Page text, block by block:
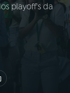
playoff's da